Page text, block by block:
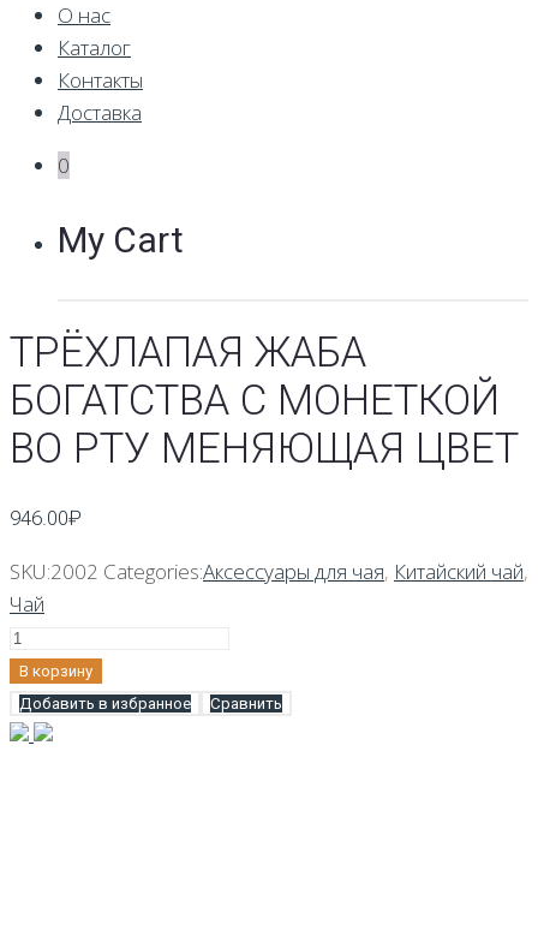
О нас
Каталог
Контакты
Доставка
0
My Cart
ТРЁХЛАПАЯ ЖАБА
БОГАТСТВА С МОНЕТКОЙ
ВО РТУ МЕНЯЮЩАЯ ЦВЕТ
946.00₽
SKU:2002 Categories:Аксессуары для чая, Китайский чай,
Чай
Количество
Трёхлапая
жаба
богатства
В корзину
Добавить в избранное
Сравнить